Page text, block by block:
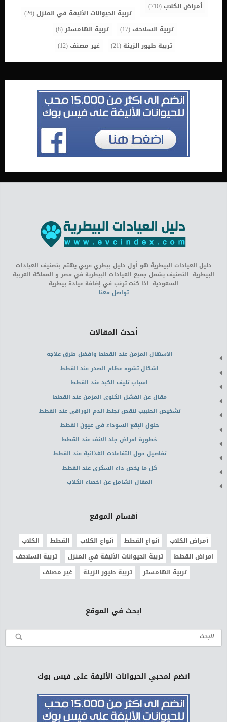
أمراض الكلاب(710)
تربية الحيوانات الأليفة في المنزل(26)
تربية السلاحف(17) تربية الهامستر(8)
تربية طيور الزينة (21) غير مصنف(12)
دليل العيادات البيطرية هو أول دليل بيطري عربي يهتم بتصنيف العيادات
البيطرية. التصنيف يشمل جميع العيادات البيطرية في مصر و المملكة العربية
السعودية. اذا كنت ترغب في إضافة عيادة بيطرية
تواصل معنا
أحدث المقالات
الاسهال المزمن عند القطط وافضل طرق علاجه
اشكال تشوه عظام الصدر عند القطط
اسباب تليف الكبد عند القطط
مقال عن الفشل الكلوى المزمن عند القطط
تشخيص الطبيب لنقص تجلط الدم الوراقى عند القطط
حلول البقع السوداء فى عيون القطط
خطورة امراض جلد الانف عند القطط
تفاصيل حول التفاعلات الغذائية عند القطط
كل ما يخص داء السكرى عند القطط
المقال الشامل عن اخصاء الكلاب
أقسام الموقع
أمراض الكلاب أنواع القطط أنواع الكلاب القطط
الكلاب
امراض القطط
تربية الحيوانات الأليفة في المنزل
تربية السلاحف
تربية الهامستر
تربية طيور الزينة غير مصنف
ابحث في الموقع
انضم لمحبي الحيوانات الأليفة على فيس بوك